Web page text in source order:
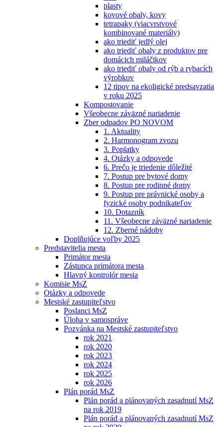
plasty
kovové obaly, kovy
tetrapaky (viacvrstvové
kombinované materiály)
ako triediť jedlý olej
ako triediť obaly z produktov pre
domácich miláčikov
ako triediť obaly od rýb a rybacích
výrobkov
12 tipov na ekoligické predsavzatia
v roku 2025
Kompostovanie
Všeobecne záväzné nariadenie
Zber odpadov PO NOVOM
1. Aktuality
2. Harmonogram zvozu
3. Poplatky
4. Otázky a odpovede
6. Prečo je triedenie dôležité
7. Postup pre bytové domy
8. Postup pre rodinné domy
9. Postup pre právnické osoby a
fyzické osoby podnikateľov
10. Dotazník
11. Všeobecne záväzné nariadenie
12. Zberné nádoby
Doplňujúce voľby 2025
Predstavitelia mesta
Primátor mesta
Zástupca primátora mesta
Hlavný kontrolór mesta
Komisie MsZ
Otázky a odpovede
Mestské zastupiteľstvo
Poslanci MsZ
Úloha v samospráve
Pozvánka na Mestské zastupiteľstvo
rok 2021
rok 2020
rok 2023
rok 2024
rok 2025
rok 2026
Plán porád MsZ
Plán porád a plánovaných zasadnutí MsZ
na rok 2019
Plán porád a plánovaných zasadnutí MsZ